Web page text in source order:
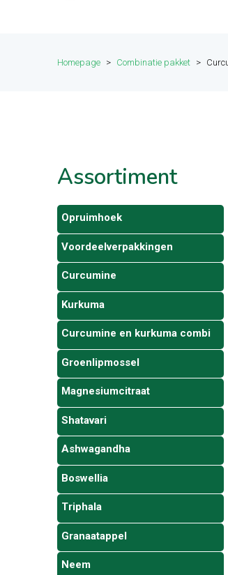
Homepage > Combinatie pakket >
Assortiment
Opruimhoek
Voordeelverpakkingen
Curcumine
Kurkuma
Curcumine en kurkuma combi
Groenlipmossel
Magnesiumcitraat
Shatavari
Ashwagandha
Boswellia
Triphala
Granaatappel
Neem